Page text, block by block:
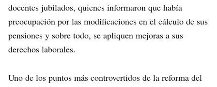
docentes jubilados, quienes informaron que había
preocupación por las modificaciones en el cálculo de sus
pensiones y sobre todo, se apliquen mejoras a sus
derechos laborales.
Uno de los puntos más controvertidos de la reforma del